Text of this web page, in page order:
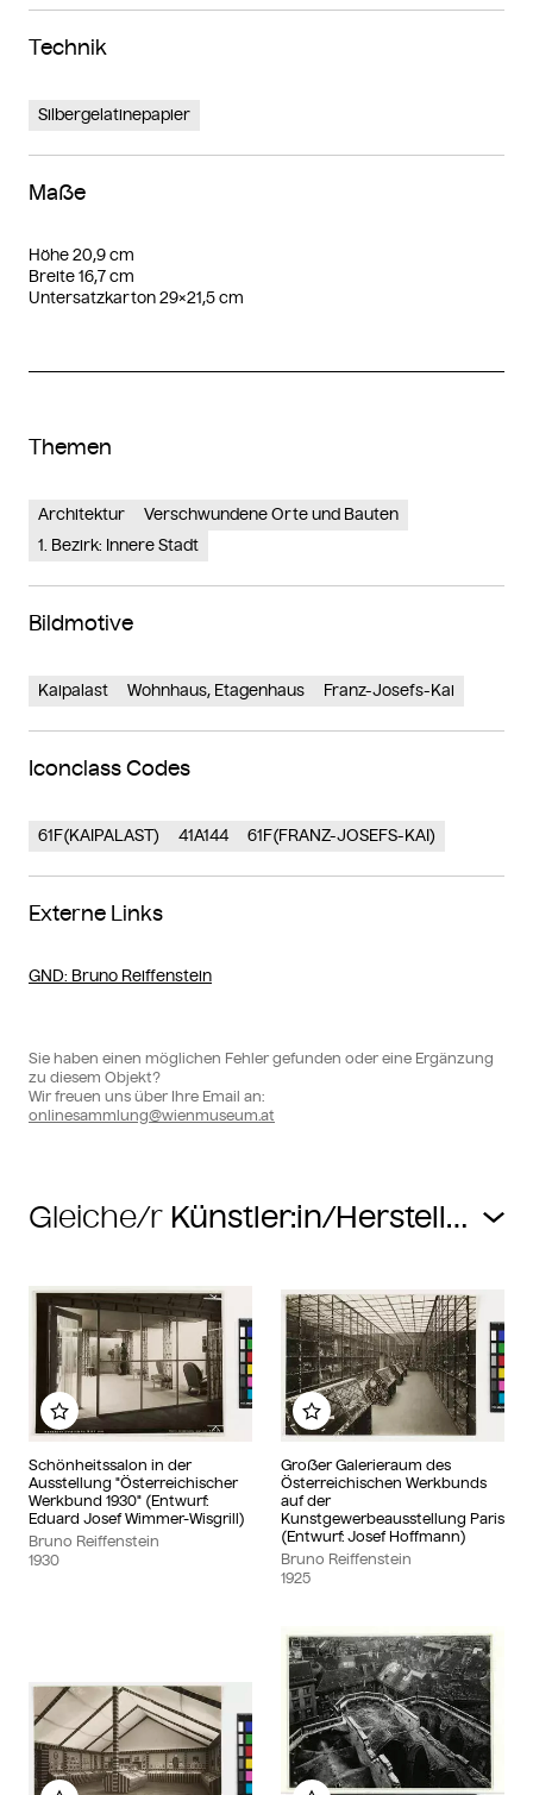
Technik
Silbergelatinepapier
Maße
Höhe 20,9 cm
Breite 16,7 cm
Untersatzkarton 29×21,5 cm
Themen
Architektur
Verschwundene Orte und Bauten
1. Bezirk: Innere Stadt
Bildmotive
Kaipalast Wohnhaus, Etagenhaus Franz-Josefs-Kai
Iconclass Codes
61F(KAIPALAST) 41A144 61F(FRANZ-JOSEFS-KAI)
Externe Links
GND: Bruno Reiffenstein
Sie haben einen möglichen Fehler gefunden oder eine Ergänzung
zu diesem Objekt?
Wir freuen uns über Ihre Email an:
onlinesammlung@wienmuseum.at
Gleiche/r
Schönheitssalon in der
Ausstellung "Österreichischer
Werkbund 1930" (Entwurf:
Eduard Josef Wimmer-Wisgrill)
Bruno Reiffenstein
1930
Zu meinem Album hinzufügen
Großer Galerieraum des
Österreichischen Werkbunds
auf der
Kunstgewerbeausstellung Paris
(Entwurf: Josef Hoffmann)
Bruno Reiffenstein
1925
Zu meinem Album